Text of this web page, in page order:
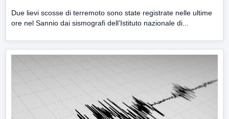
Due lievi scosse di terremoto sono state registrate nelle ultime
ore nel Sannio dai sismografi dell’Istituto nazionale di...